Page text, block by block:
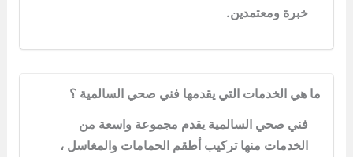
خبرة ومعتمدين.
ما هي الخدمات التي يقدمها فني صحي السالمية ؟
فني صحي السالمية يقدم مجموعة واسعة من
الخدمات منها تركيب أطقم الحمامات والمغاسل ،